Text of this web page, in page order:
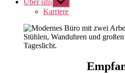
Über uns Untermenü
anzeigen
Karriere